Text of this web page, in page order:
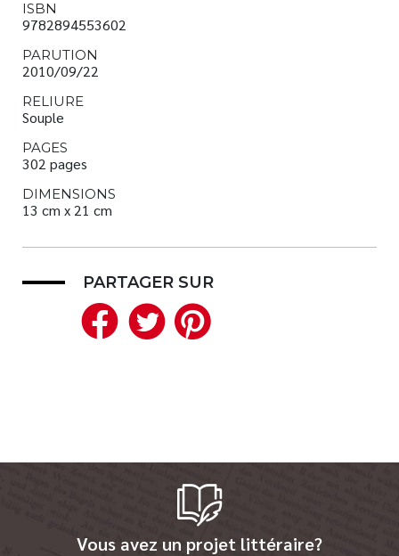
ISBN
9782894553602
PARUTION
2010/09/22
RELIURE
Souple
PAGES
302 pages
DIMENSIONS
13 cm x 21 cm
PARTAGER SUR
Facebook
Twitter
Vous avez un projet littéraire?